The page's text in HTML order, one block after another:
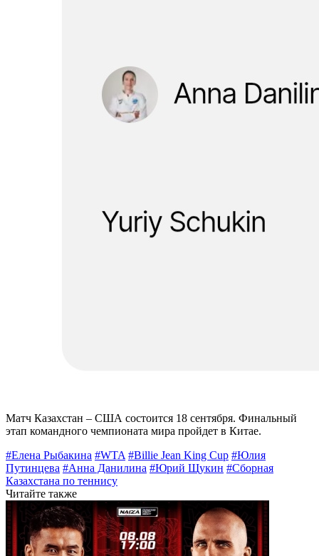
Матч Казахстан – США состоится 18 сентября. Финальный
этап командного чемпионата мира пройдет в Китае.
#Елена Рыбакина #WTA #Billie Jean King Cup #Юлия
Путинцева #Анна Данилина #Юрий Щукин #Сборная
Казахстана по теннису
Читайте также